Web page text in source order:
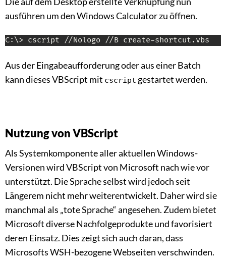
ausführen um den Windows Calculator zu öffnen.
C:\> cscript //Nologo //B create-shortcut.vbs
Aus der Eingabeaufforderung oder aus einer Batch
kann dieses VBScript mit cscript gestartet werden.
Nutzung von VBScript
Als Systemkomponente aller aktuellen Windows-
Versionen wird VBScript von Microsoft nach wie vor
unterstützt. Die Sprache selbst wird jedoch seit
Längerem nicht mehr weiterentwickelt. Daher wird sie
manchmal als „tote Sprache“ angesehen. Zudem bietet
Microsoft diverse Nachfolgeprodukte und favorisiert
deren Einsatz. Dies zeigt sich auch daran, dass
Microsofts WSH-bezogene Webseiten verschwinden.